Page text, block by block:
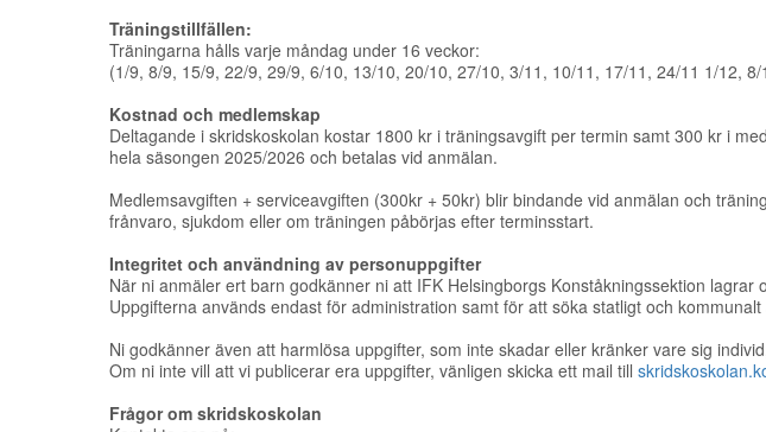
Träningstillfällen:
Träningarna hålls varje måndag under 16 veckor:
(1/9, 8/9, 15/9, 22/9, 29/9, 6/10, 13/10, 20/10, 27/10, 3/11, 10/11, 17/11, 24/11 1/12,
Kostnad och medlemskap
Deltagande i skridskoskolan kostar 1800 kr i träningsavgift per termin samt 300 kr i
hela säsongen 2025/2026 och betalas vid anmälan.
Medlemsavgiften + serviceavgiften (300kr + 50kr) blir bindande vid anmälan och
frånvaro, sjukdom eller om träningen påbörjas efter terminsstart.
Integritet och användning av personuppgifter
När ni anmäler ert barn godkänner ni att IFK Helsingborgs Konståkningssektion
Uppgifterna används endast för administration samt för att söka statligt och kommunalt
Ni godkänner även att harmlösa uppgifter, som inte skadar eller kränker vare sig
Om ni inte vill att vi publicerar era uppgifter, vänligen skicka ett mail till
Frågor om skridskoskolan